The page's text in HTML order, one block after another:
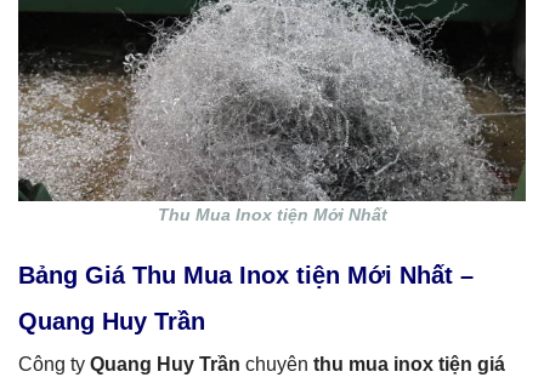
Thu Mua Inox tiện Mới Nhất
Bảng Giá Thu Mua Inox tiện Mới Nhất –
Quang Huy Trần
Công ty Quang Huy Trần chuyên thu mua inox tiện giá